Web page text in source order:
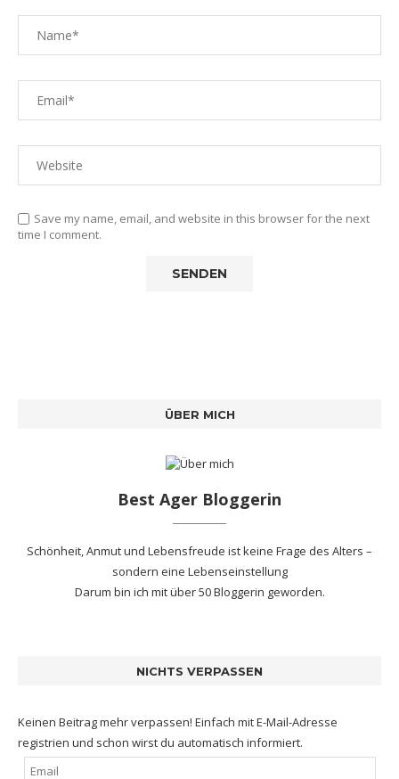
Save my name, email, and website in this browser for the next
time I comment.
ÜBER MICH
Best Ager Bloggerin
Schönheit, Anmut und Lebensfreude ist keine Frage des Alters –
sondern eine Lebenseinstellung
Darum bin ich mitüber 50 Bloggerin geworden.
NICHTS VERPASSEN
Keinen Beitrag mehr verpassen! Einfach mit E-Mail-Adresse
registrien und schon wirst du automatisch informiert.